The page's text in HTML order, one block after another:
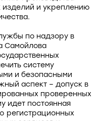
изделий и укреплению
по надзору в
Самойлова
систему
и безопасными
аспект – допуск в
проверенных
идет постоянная
регистрационных